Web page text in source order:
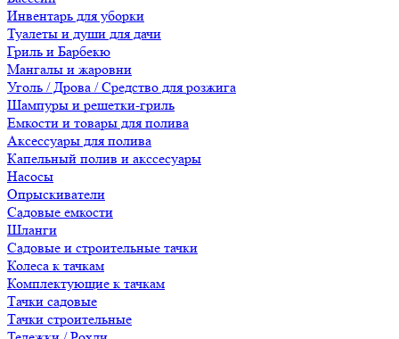
Инвентарь для уборки
Туалеты и души для дачи
Гриль и Барбекю
Мангалы и жаровни
Уголь / Дрова / Средство для розжига
Шампуры и решетки-гриль
Емкости и товары для полива
Аксессуары для полива
Капельный полив и акссесуары
Насосы
Опрыскиватели
Садовые емкости
Шланги
Садовые и строительные тачки
Колеса к тачкам
Комплектующие к тачкам
Тачки садовые
Тачки строительные